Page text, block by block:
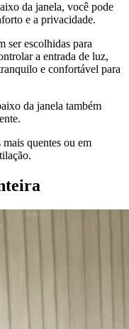
da janela, você pode
e a privacidade.
ser escolhidas para
a entrada de luz,
e confortável para
da janela também
quentes ou em